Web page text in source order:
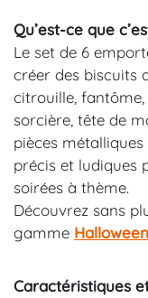
Qu’est-ce que
Le set de 6
créer des biscuits
citrouille,
sorcière, tête de
pièces
précis et ludiques
soirées à thème.
Découvrez sans
gamme Halloween
Caractéristiques